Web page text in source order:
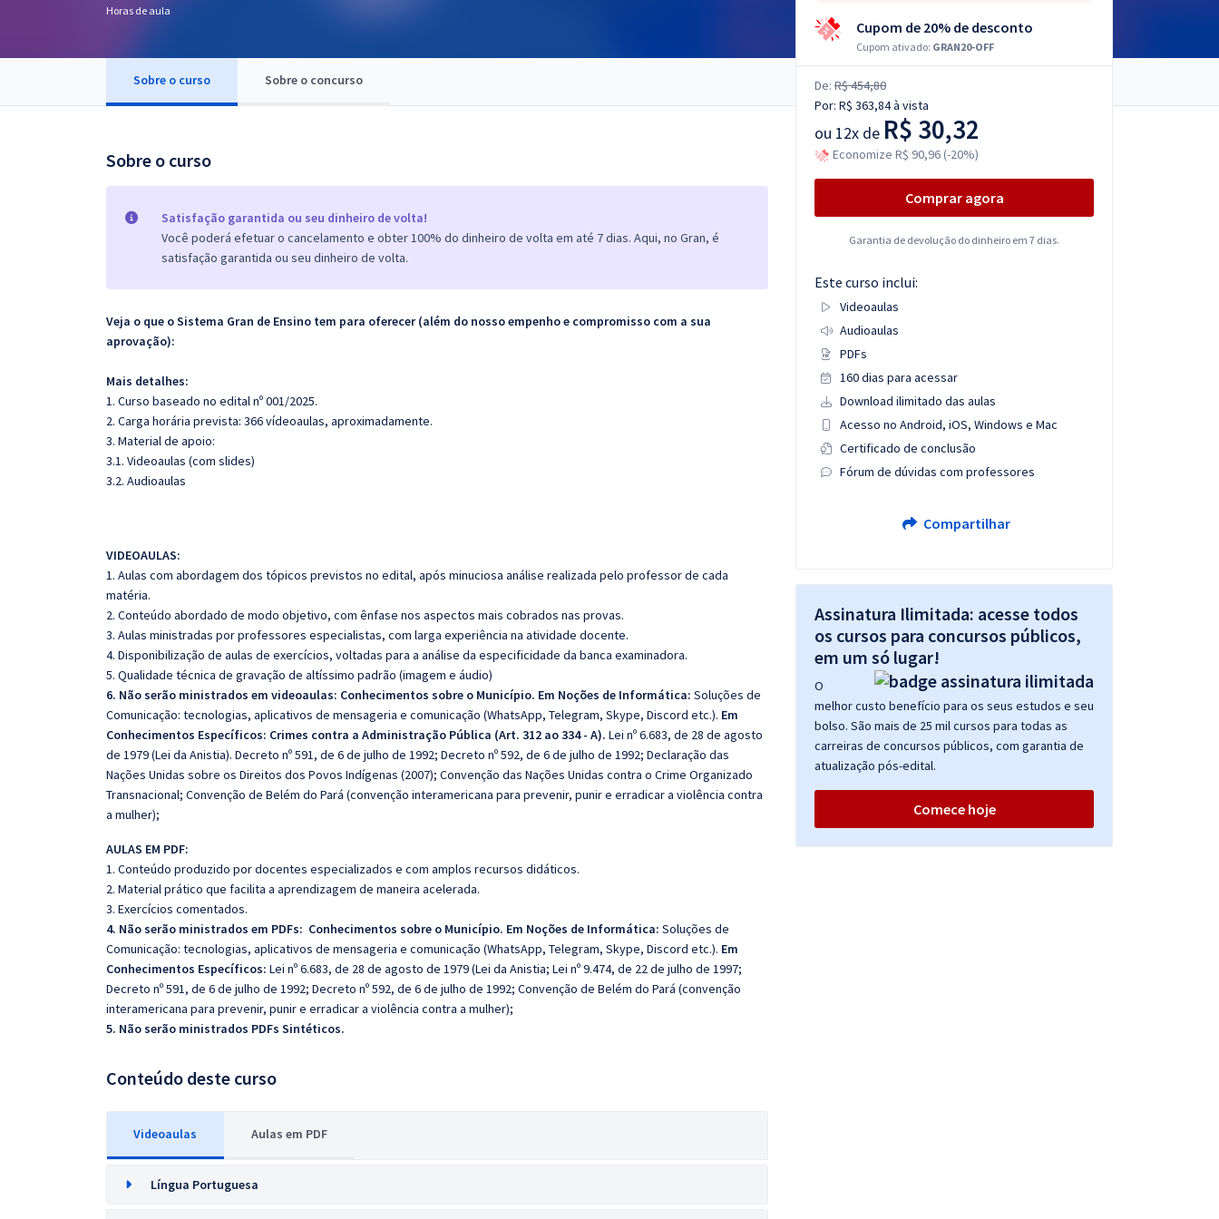
OAB
Questões grátis
Conteúdo gratuito
Horas de aula
Sobre o curso Sobre o concurso
Sobre o curso
Satisfação garantida ou seu dinheiro de volta!
Você poderá efetuar o cancelamento e obter 100% do dinheiro de volta em até 7 dias. Aqui, no Gran, é
satisfação garantida ou seu dinheiro de volta.
Veja o que o Sistema Gran de Ensino tem para oferecer (além do nosso empenho e compromisso com a sua
aprovação):
Mais detalhes:
1. Curso baseado no edital nº 001/2025.
2. Carga horária prevista: 366 vídeoaulas, aproximadamente.
3. Material de apoio:
3.1. Videoaulas (com slides)
3.2. Audioaulas
VIDEOAULAS:
1. Aulas com abordagem dos tópicos previstos no edital, após minuciosa análise realizada pelo professor de cada
matéria.
2. Conteúdo abordado de modo objetivo, com ênfase nos aspectos mais cobrados nas provas.
3. Aulas ministradas por professores especialistas, com larga experiência na atividade docente.
4. Disponibilização de aulas de exercícios, voltadas para a análise da especificidade da banca examinadora.
5. Qualidade técnica de gravação de altíssimo padrão (imagem e áudio)
6. Não serão ministrados em videoaulas: Conhecimentos sobre o Município. Em Noções de Informática: Soluções de
Comunicação: tecnologias, aplicativos de mensageria e comunicação (WhatsApp, Telegram, Skype, Discord etc.). Em
Conhecimentos Específicos: Crimes contra a Administração Pública (Art. 312 ao 334 - A). Lei nº 6.683, de 28 de agosto
de 1979 (Lei da Anistia). Decreto nº 591, de 6 de julho de 1992; Decreto nº 592, de 6 de julho de 1992; Declaração das
Nações Unidas sobre os Direitos dos Povos Indígenas (2007); Convenção das Nações Unidas contra o Crime Organizado
Transnacional; Convenção de Belém do Pará (convenção interamericana para prevenir, punir e erradicar a violência contra
a mulher);
AULAS EM PDF:
1. Conteúdo produzido por docentes especializados e com amplos recursos didáticos.
2. Material prático que facilita a aprendizagem de maneira acelerada.
3. Exercícios comentados.
4. Não serão ministrados em PDFs: Conhecimentos sobre o Município. Em Noções de Informática: Soluções de
Comunicação: tecnologias, aplicativos de mensageria e comunicação (WhatsApp, Telegram, Skype, Discord etc.). Em
Conhecimentos Específicos: Lei nº 6.683, de 28 de agosto de 1979 (Lei da Anistia; Lei nº 9.474, de 22 de julho de 1997;
Decreto nº 591, de 6 de julho de 1992; Decreto nº 592, de 6 de julho de 1992; Convenção de Belém do Pará (convenção
interamericana para prevenir, punir e erradicar a violência contra a mulher);
5. Não serão ministrados PDFs Sintéticos.
Conteúdo deste curso
Videoaulas Aulas em PDF
Língua Portuguesa
Cupom de 20% de desconto
Cupom ativado: GRAN20-OFF
De: R$ 454,80
Por: R$ 363,84à vista
ou 12x de R$ 30,32
Economize R$ 90,96 (-20%)
Comprar agora
Garantia de devolução do dinheiro em 7 dias.
Este curso inclui:
Videoaulas
Audioaulas
PDFs
160 dias para acessar
Download ilimitado das aulas
Acesso no Android, iOS, Windows e Mac
Certificado de conclusão
Fórum de dúvidas com professores
Compartilhar
Assinatura Ilimitada: acesse todos
os cursos para concursos públicos,
em um só lugar!
O
melhor custo benefício para os seus estudos e seu
bolso. São mais de 25 mil cursos para todas as
carreiras de concursos públicos, com garantia de
atualização pós-edital.
Comece hoje